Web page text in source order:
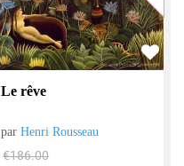
Le rêve
parHenri Rousseau
€186.00